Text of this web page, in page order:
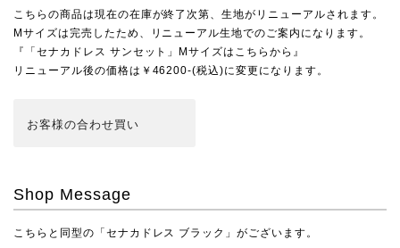
こちらの商品は現在の在庫が終了次第、生地がリニューアルされます。
Mサイズは完売したため、リニューアル生地でのご案内になります。
『「セナカドレス サンセット」Mサイズはこちらから』
リニューアル後の価格は￥46200-(税込)に変更になります。
お客様の合わせ買い
Shop Message
こちらと同型の 「セナカドレス ブラック」がございます。